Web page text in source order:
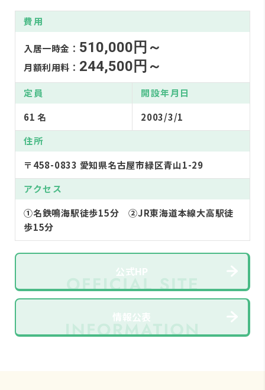
費用
入居一時金： 510,000円～
月額利用料： 244,500円～
定員
61 名
開設年月日
2003/3/1
住所
〒458-0833 愛知県名古屋市緑区青山1-29
アクセス
①名鉄鳴海駅徒歩15分 ②JR東海道本線大高駅徒
歩15分
公式HP
情報公表